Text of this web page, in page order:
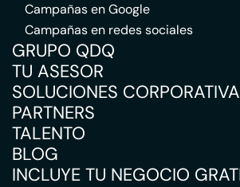
Campañas en Google
Campañas en redes sociales
GRUPO QDQ
TU ASESOR
SOLUCIONES
PARTNERS
TALENTO
BLOG
INCLUYE TU NEGOCIO